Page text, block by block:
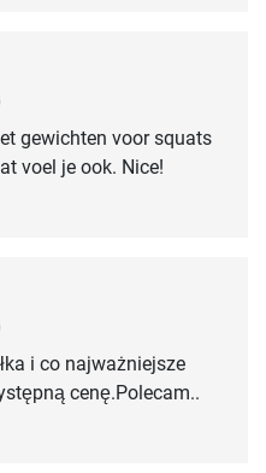
gewichten voor squats
voel je ook. Nice!
i co najważniejsze
cenę.Polecam..